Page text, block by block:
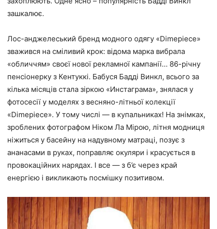
зашкалює.
Лос-анджелеський бренд модного одягу «Dimepiece»
зважився на сміливий крок: відома марка вибрала
«обличчям» своєї нової рекламної кампанії… 86-річну
пенсіонерку з Кентуккі. Бабуся Бадді Винкл, всього за
кілька місяців стала зіркою «Инстаграма», знялася у
фотосесії у моделях з весняно-літньої колекції
«Dimepiece». У тому числі — в купальниках! На знімках,
зроблених фотографом Ніком Ла Мірою, літня модниця
ніжиться у басейну на надувному матраці, позує з
ананасами в руках, поправляє окуляри і красується в
провокаційних нарядах. І все — з б’є через край
енергією і викликають посмішку позитивом.